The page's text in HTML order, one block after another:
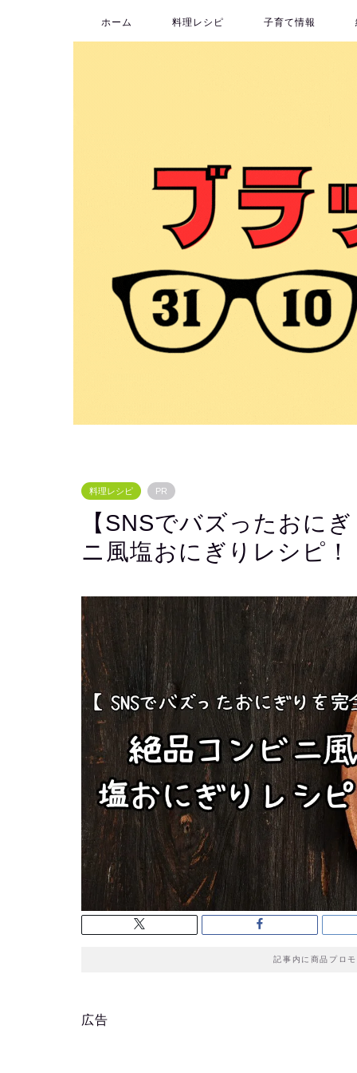
ホーム 料理レシピ 子育て情報
料理レシピ PR
【SNSでバズったおに
ニ風塩おにぎりレシピ
記事内に商品プロ
広告